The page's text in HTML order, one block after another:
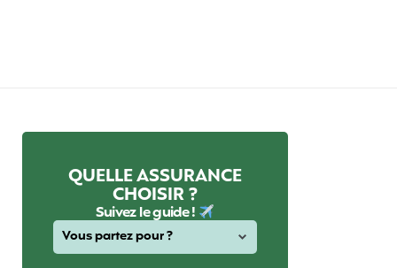
QUELLE ASSURANCE
CHOISIR ?
Suivez le guide !